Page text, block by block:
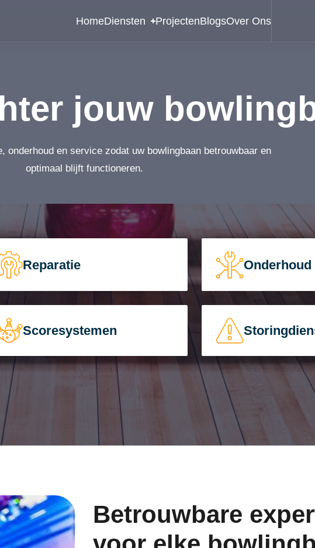
HomeDiensten ProjectenBlogsOver Ons
jouw
onderhoud en service zodat uw bowlingbaan betrouwbaar en
optimaal blijft functioneren.
Reparatie Onderhoud
Scoresystemen
Betrouwbare